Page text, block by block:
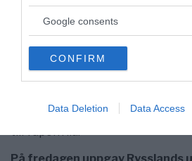
not limited to your visit or usage
use your data for below specified
consent section.
Google consents
CONFIRM
Data Deletion Data Access
”gemensam attack”.Trots detta
kärnvapen är en”extrem och
Politikskiftet kommer mitt i
fredsansträngningar. Tidigare
Ryssland och Ukraina sina första
mot 1000 fångar och att lägga